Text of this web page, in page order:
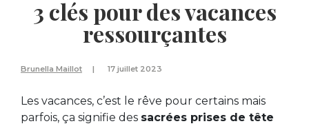
3 clés pour des vacances
ressourçantes
Brunella Maillot 17 juillet 2023
Les vacances, c’est le rêve pour certains mais
parfois, ça signifie des sacrées prises de tête